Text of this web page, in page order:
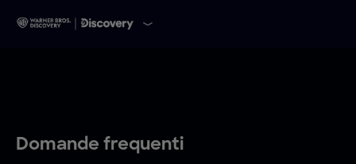
Domande frequenti